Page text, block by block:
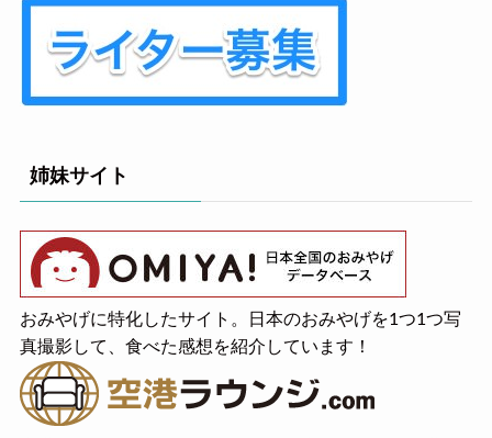
姉妹サイト
おみやげに特化したサイト。日本のおみやげを1つ1つ写
真撮影して、食べた感想を紹介しています！